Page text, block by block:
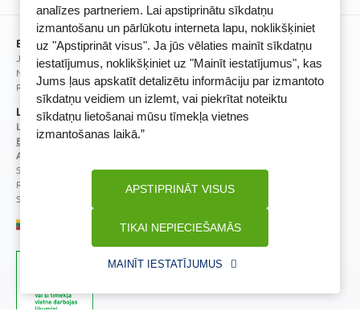
analīzes partneriem. Lai apstiprinātu sīkdatņu
izmantošanu un pārlūkotu interneta lapu, noklikšķiniet
uz "Apstiprināt visus". Ja jūs vēlaties mainīt sīkdatņu
iestatījumus, noklikšķiniet uz "Mainīt iestatījumus", kas
Jums ļaus apskatīt detalizētu informāciju par izmantoto
sīkdatņu veidiem un izlemt, vai piekrītat noteiktu
sīkdatņu lietošanai mūsu tīmekļa vietnes
izmantošanas laikā.”
TIKAI NEPIECIEŠAMĀS
APSTIPRINĀT VISUS
MAINĪT IESTATĪJUMUS
BENU lojalitātes programmas noteikumi
BENU Aptieka Latvija, SIA
Juridiskā adrese / Faktiskā adrese:
Noliktavu iela 5, Dreiliņi, Stopiņu novads, LV-2130
Reģistrācijas Nr.: 40003252167
Licence
Licences numurs:
E-aptiekas kontakti
Aptiekas vadītāja:
Sertificēta farmaceite: Jeļena Gončarova
Reģistrācijas Nr.: F-0834
Sertifikāta Nr.: 092.2020